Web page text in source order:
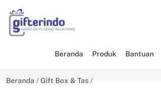
Beranda Produk Bantuan
Beranda / Gift Box & Tas /